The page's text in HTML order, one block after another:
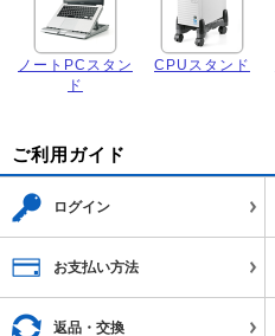
ノートPCスタン
ド
CPUスタンド
ご利用ガイド
ログイン
お支払い方法
返品・交換